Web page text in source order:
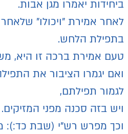
ביחידות יאמרו מגן אבות.
לאחר אמירת "ויכולו"
בתפילת הלחש.
טעם אמירת ברכה זו היא,
ואם יגמרו הציבור את
לגמור תפילתם,
ויש בזה סכנה מפני
וכך מפרש רש"י (שבת כד:):